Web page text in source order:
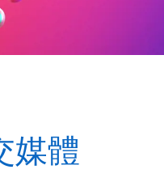
媒體